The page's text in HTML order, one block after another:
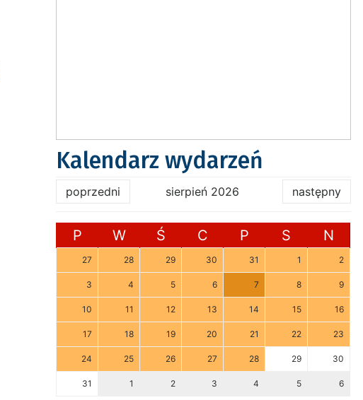
Kalendarz wydarzeń
poprzedni sierpień 2026 następny
P W Ś C P S N
27 28 29 30 31 1 2
3 4 5 6 7 8 9
10 11 12 13 14 15 16
17 18 19 20 21 22 23
24 25 26 27 28 29 30
31 1 2 3 4 5 6